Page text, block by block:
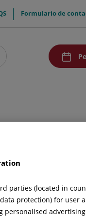
Formulario de
Dr.
parties (located in
protection) for user
personalised